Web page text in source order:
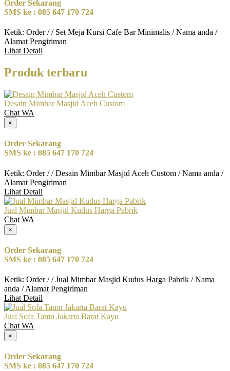
Order Sekarang
SMS ke : 085 647 170 724
Ketik: Order / / Set Meja Kursi Cafe Bar Minimalis / Nama anda /
Alamat Pengiriman
Lihat Detail
Produk terbaru
Desain Mimbar Masjid Aceh Custom
Chat WA
×
Order Sekarang
SMS ke : 085 647 170 724
Ketik: Order / / Desain Mimbar Masjid Aceh Custom / Nama anda /
Alamat Pengiriman
Lihat Detail
Jual Mimbar Masjid Kudus Harga Pabrik
Chat WA
×
Order Sekarang
SMS ke : 085 647 170 724
Ketik: Order / / Jual Mimbar Masjid Kudus Harga Pabrik / Nama
anda / Alamat Pengiriman
Lihat Detail
Jual Sofa Tamu Jakarta Barat Kayu
Chat WA
×
Order Sekarang
SMS ke : 085 647 170 724